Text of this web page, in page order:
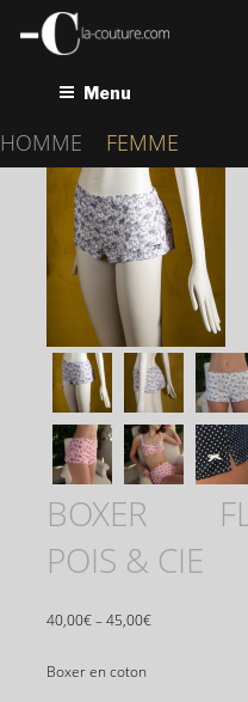
Menu
HOMME FEMME
BOXER
POIS & CIE
40,00€–45,00€
Boxer en coton